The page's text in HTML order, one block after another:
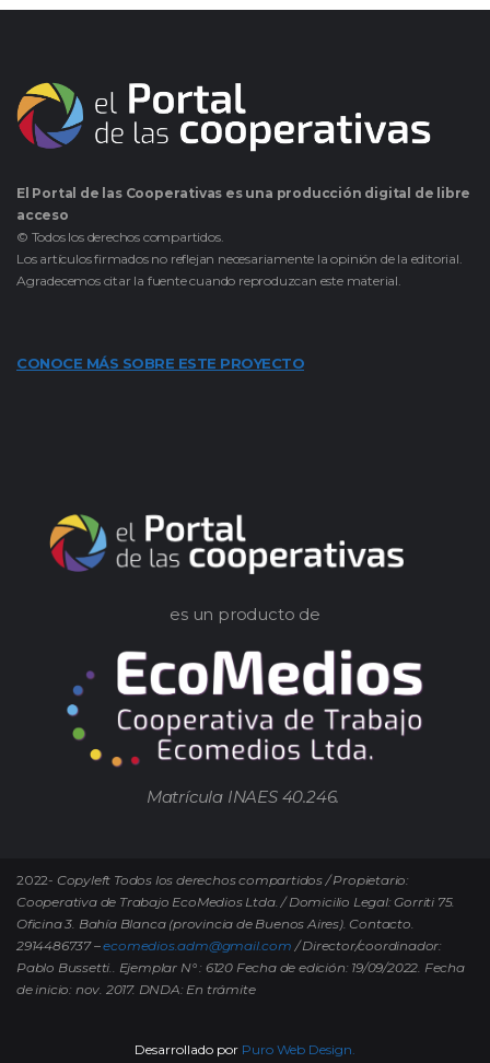
El Portal de las Cooperativas es una producción digital de libre
acceso
© Todos los derechos compartidos.
Los artículos firmados no reflejan necesariamente la opinión de la editorial.
Agradecemos citar la fuente cuando reproduzcan este material.
CONOCE MÁS SOBRE ESTE PROYECTO
es un producto de
Matrícula INAES 40.246.
2022- Copyleft Todos los derechos compartidos / Propietario:
Cooperativa de Trabajo EcoMedios Ltda. / Domicilio Legal: Gorriti 75.
Oficina 3. Bahía Blanca (provincia de Buenos Aires). Contacto.
2914486737 –ecomedios.adm@gmail.com / Director/coordinador:
Pablo Bussetti.. Ejemplar N° : 6120 Fecha de edición: 19/09/2022. Fecha
de inicio: nov. 2017. DNDA: En trámite
Desarrollado por Puro Web Design.